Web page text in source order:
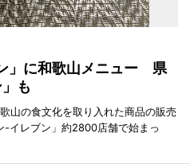
」に和歌山メニュー 県
も
山の食文化を取り入れた商品の販売
イレブン」約2800店舗で始まっ